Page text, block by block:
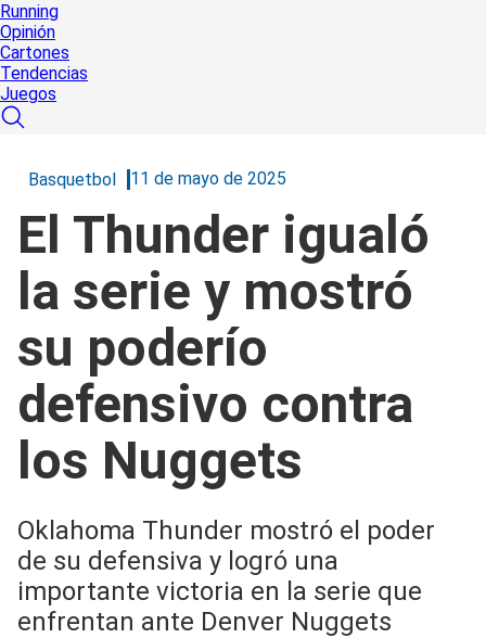
Running
Opinión
Cartones
Tendencias
Juegos
Basquetbol 11 de mayo de 2025
El Thunder igualó
la serie y mostró
su poderío
defensivo contra
los Nuggets
Oklahoma Thunder mostró el poder
de su defensiva y logró una
importante victoria en la serie que
enfrentan ante Denver Nuggets